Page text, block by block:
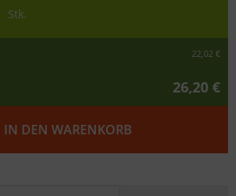
Stk.
22,02 €
26,20 €
IN DEN WARENKORB